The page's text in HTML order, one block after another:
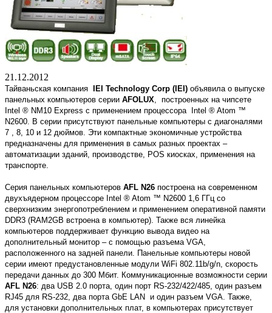
21.12.2012
Тайваньская компания IEI Technology Corp (IEI) объявила о выпуске
панельных компьютеров серии AFOLUX , построенных на чипсете
Intel ® NM10 Express с применением процессора Intel ® Atom ™
N2600. В серии присутствуют панельные компьютеры с диагоналями
7 , 8, 10 и 12 дюймов. Эти компактные экономичные устройства
предназначены для применения в самых разных проектах –
автоматизации зданий, производстве, POS киосках, применения на
транспорте.
Серия панельных компьютеров AFL N26 построена на современном
двухъядерном процессоре Intel ® Atom ™ N2600 1,6 ГГц со
сверхнизким энергопотреблением и применением оперативной памяти
DDR3 (RAM2GB встроена в компьютер). Также вся линейка
компьютеров поддерживает функцию вывода видео на
дополнительный монитор – с помощью разъема VGA,
расположенного на задней панели. Панельные компьютеры новой
серии имеют предустановленные модули WiFi 802.11b/g/n, скорость
передачи данных до 300 Мбит. Коммуникационные возможности серии
AFL N26: два USB 2.0 порта, один порт RS-232/422/485, один разъем
RJ45 для RS-232, два порта GbE LAN и один разъем VGA. Также,
для установки дополнительных плат, в компьютерах присутствует